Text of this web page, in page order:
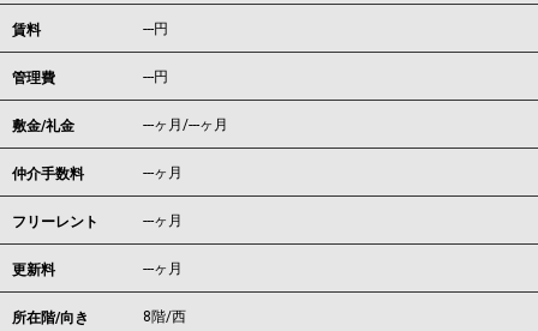
賃料 ---円
管理費 ---円
敷金/礼金 ---ヶ月/---ヶ月
仲介手数料 ---ヶ月
フリーレント ---ヶ月
更新料 ---ヶ月
所在階/向き 8階/西